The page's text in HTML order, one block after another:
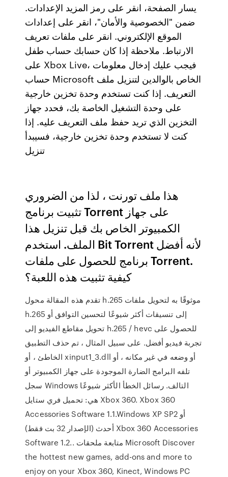
يسار الصفحة، انقر على رمز المزيد الإعدادات.
ضمن "الخصوصية والأمان"، انقر على إعدادات
الموقع الإلكتروني. انقر على ملفات تعريف
الارتباط. ملاحظة إذا كان حسابك حساب طفل
على Xbox Live، فيجب عليك إدخال معلومات
حساب Microsoft الخاص بالوالدين لتنزيل ملف
التعريف. إذا كنت تستخدم وحدة تخزين خارجية
على وحدة التشغيل الخاصة بك، فحدد جهاز
التخزين الذي تريد حفظ ملف التعريف عليه. إذا
كنت لا تستخدم وحدة تخزين خارجية، فسيبدأ
تنزيل
هذا ملف تورنت ، لذا من الضروري
تثبيت برنامج Torrent على جهاز
الكمبيوتر الخاص بك قبل تنزيل هذا
الملف. استخدم Bit Torrent لأنه أفضل
برنامج للحصول على ملفات Torrent.
كيفية تثبيت هذه اللعبة؟
تقدم هذه المقالة محول h.265 موثوقًا به لتحويل ملفات
h.265 إلى تنسيقات أكثر شيوعًا لتحسين التوافق أو
تحويل مقاطع الفيديو إلى h.265 / hevc للحصول على
تجربة فيديو أفضل. على سبيل المثال ، تم حذف التطبيق
الخاطئ ، أو xinput1_3.dll أو وضعه في غير مكانه ، أو
تلفه البرامج الضارة الموجودة على جهاز الكمبيوتر أو
سجل Windows التالف. رسائل الخطأ الأكثر شيوعًا
هي: تحميل فري ستايل Xbox 360. Xbox 360
Accessories Software 1.1.Windows XP SP2 أو
أحدث (الإصدار 32 بت فقط) Xbox 360 Accessories
Software 1.2.. متابعة ملحقات Microsoft Discover
the hottest new games, add-ons and more to
enjoy on your Xbox 360, Kinect, Windows PC